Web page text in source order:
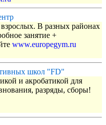
В разных районах
занятие +
www.europegym.ru
школ "FD"
и акробатикой для
разряды, сборы!